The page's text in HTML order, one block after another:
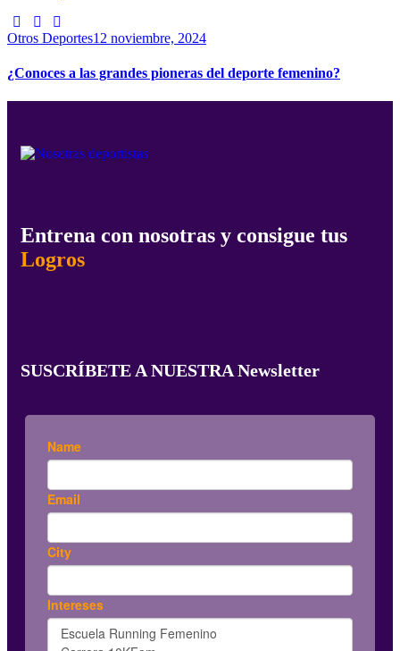
Otros Deportes12 noviembre, 2024
¿Conoces a las grandes pioneras del deporte femenino?
Entrena con nosotras y consigue tus
Logros
SUSCRÍBETE A NUESTRA Newsletter